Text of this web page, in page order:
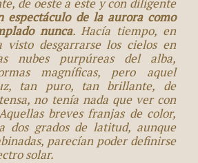
espectáculo de la aurora como
nunca. Hacía tiempo, en
visto desgarrarse los cielos en
nubes purpúreas del alba,
magníficas, pero aquel
tan puro, tan brillante, de
no tenía nada que ver con
breves franjas de color,
dos grados de latitud, aunque
parecían poder definirse
solar.